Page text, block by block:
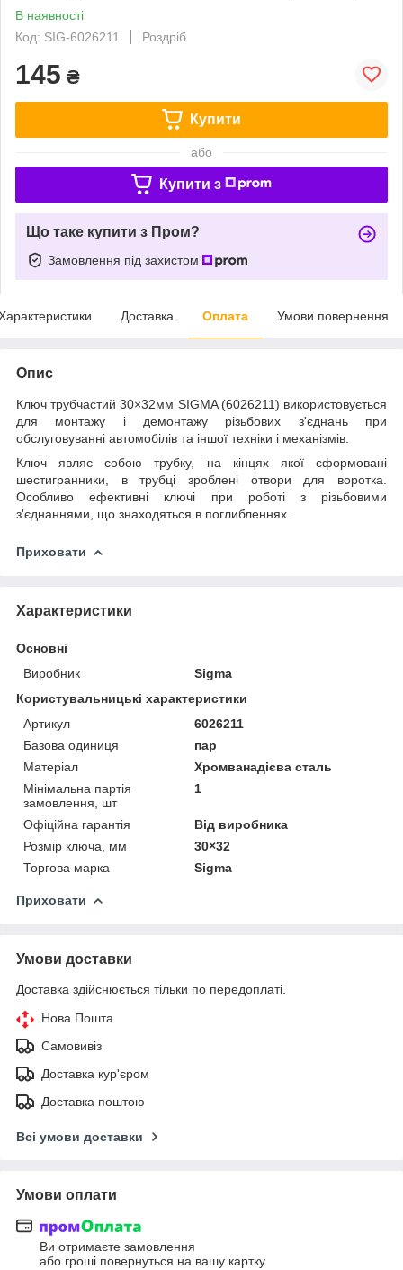
В наявності
Код: SIG-6026211
Роздріб
145 ₴
Купити
або
Купити з
Що таке купити з Пром?
Замовлення під захистом
Доставка Оплата Умови повернення
Опис
Ключ трубчастий 30×32мм SIGMA (6026211) використовується
для монтажу і демонтажу різьбових з'єднань при
обслуговуванні автомобілів та іншої техніки і механізмів.
Ключ являє собою трубку, на кінцях якої сформовані
шестигранники, в трубці зроблені отвори для воротка.
Особливо ефективні ключі при роботі з різьбовими
з'єднаннями, що знаходяться в поглибленнях.
Приховати
Характеристики
Основні
Виробник
Sigma
Користувальницькі характеристики
Артикул
6026211
Базова одиниця
пар
Матеріал
Хромванадієва сталь
Мінімальна партія
замовлення, шт
1
Офіційна гарантія
Від виробника
Розмір ключа, мм
30×32
Торгова марка
Sigma
Приховати
Умови доставки
Доставка здійснюється тільки по передоплаті.
Нова Пошта
Самовивіз
Доставка кур'єром
Доставка поштою
Всі умови доставки
Умови оплати
Ви отримаєте замовлення
або гроші повернуться на вашу картку